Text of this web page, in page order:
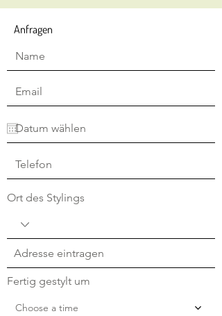
Anfragen
Ort des Stylings
Fertig gestylt um
Choose a time